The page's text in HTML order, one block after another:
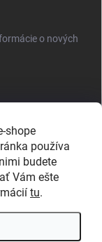
shope
používa
budete
Vám ešte
tu.
o nových
a
ochrany osobných